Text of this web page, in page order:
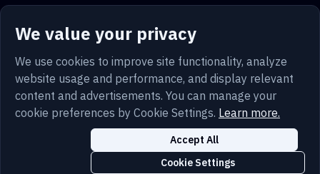
We value your privacy
We use cookies to improve site functionality, analyze
website usage and performance, and display relevant
content and advertisements. You can manage your
cookie preferences by Cookie Settings. Learn more.
Cookie Settings
Accept All
FedEx
Post
Mail
Express
Australia
Pribadi Peta situs
Keamanan
Trust
Cookie Pengaturan Cookie
Copyright © 2014-2026 TrackingMore. All Rights Reserved.